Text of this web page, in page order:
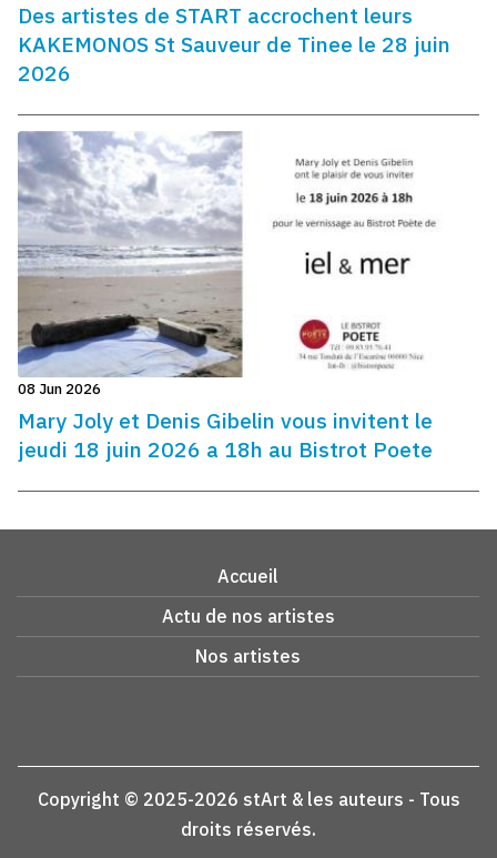
Des artistes de START accrochent leurs
KAKEMONOS St Sauveur de Tinee le 28 juin
2026
08 Jun 2026
Mary Joly et Denis Gibelin vous invitent le
jeudi 18 juin 2026 a 18h au Bistrot Poete
Accueil
Actu de nos artistes
Nos artistes
Copyright © 2025-2026 stArt & les auteurs - Tous
droits réservés.